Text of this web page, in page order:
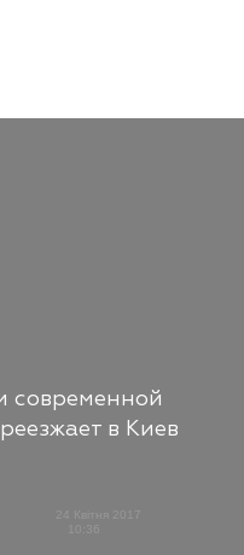
современной
в Киев
24 Квітня 2017